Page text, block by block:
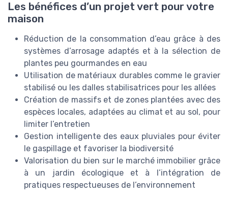
Les bénéfices d’un projet vert pour votre
maison
Réduction de la consommation d’eau grâce à des
systèmes d’arrosage adaptés et à la sélection de
plantes peu gourmandes en eau
Utilisation de matériaux durables comme le gravier
stabilisé ou les dalles stabilisatrices pour les allées
Création de massifs et de zones plantées avec des
espèces locales, adaptées au climat et au sol, pour
limiter l’entretien
Gestion intelligente des eaux pluviales pour éviter
le gaspillage et favoriser la biodiversité
Valorisation du bien sur le marché immobilier grâce
à un jardin écologique et à l’intégration de
pratiques respectueuses de l’environnement